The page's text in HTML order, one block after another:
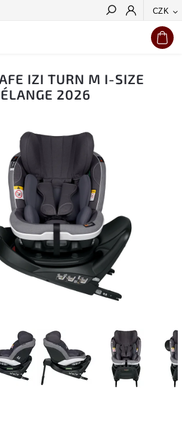
CZK
Hledat
IZI TURN M I-SIZE
2026